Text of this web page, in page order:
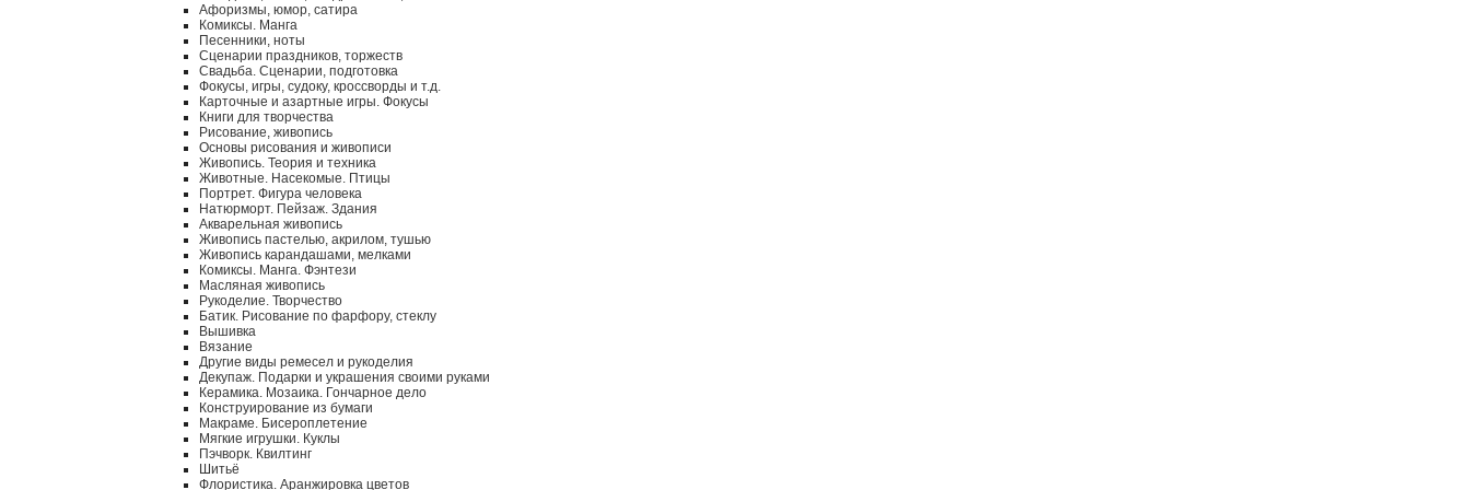
Афоризмы, юмор, сатира
Комиксы. Манга
Песенники, ноты
Сценарии праздников, торжеств
Свадьба. Сценарии, подготовка
Фокусы, игры, судоку, кроссворды и т.д.
Карточные и азартные игры. Фокусы
Книги для творчества
Рисование, живопись
Основы рисования и живописи
Живопись. Теория и техника
Животные. Насекомые. Птицы
Портрет. Фигура человека
Натюрморт. Пейзаж. Здания
Акварельная живопись
Живопись пастелью, акрилом, тушью
Живопись карандашами, мелками
Комиксы. Манга. Фэнтези
Масляная живопись
Рукоделие. Творчество
Батик. Рисование по фарфору, стеклу
Вышивка
Вязание
Другие виды ремесел и рукоделия
Декупаж. Подарки и украшения своими руками
Керамика. Мозаика. Гончарное дело
Конструирование из бумаги
Макраме. Бисероплетение
Мягкие игрушки. Куклы
Пэчворк. Квилтинг
Шитьё
Флористика. Аранжировка цветов